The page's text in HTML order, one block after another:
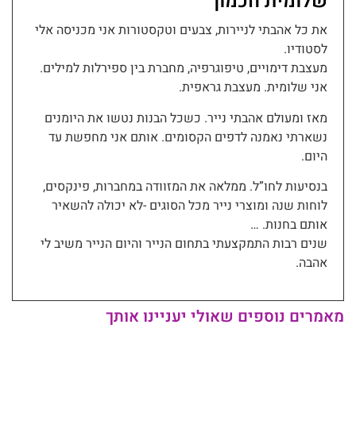
את כל אהבתי לניירות, צבעים וטקסטורות אני מכניסה אלי
לסטודיו.
מעצבת דימויים, טיפוגרפיה, מחברת בין ספירלות למילים.
אני שלומית. מעצבת גראפית.
מאז ומעולם אהבתי נייר. כשכל הבנות נטשו את היומנים
נשארתי נאמנה לדפים הקסומים. אותם אני מחפשת עד
היום.
בנסיעות לחו”ל. ממלאה את המזוודה במחברות, פינקסים,
לוחות שנה ומוצרי נייר מכל הסוגים -לא יכולה להשאיר
אותם בחנות. …
שנים רבות התמקצעתי בתחום הנייר והיום הנייר משיב לי
אהבה.
מאמרים נוספים שאולי יעניינו אותך